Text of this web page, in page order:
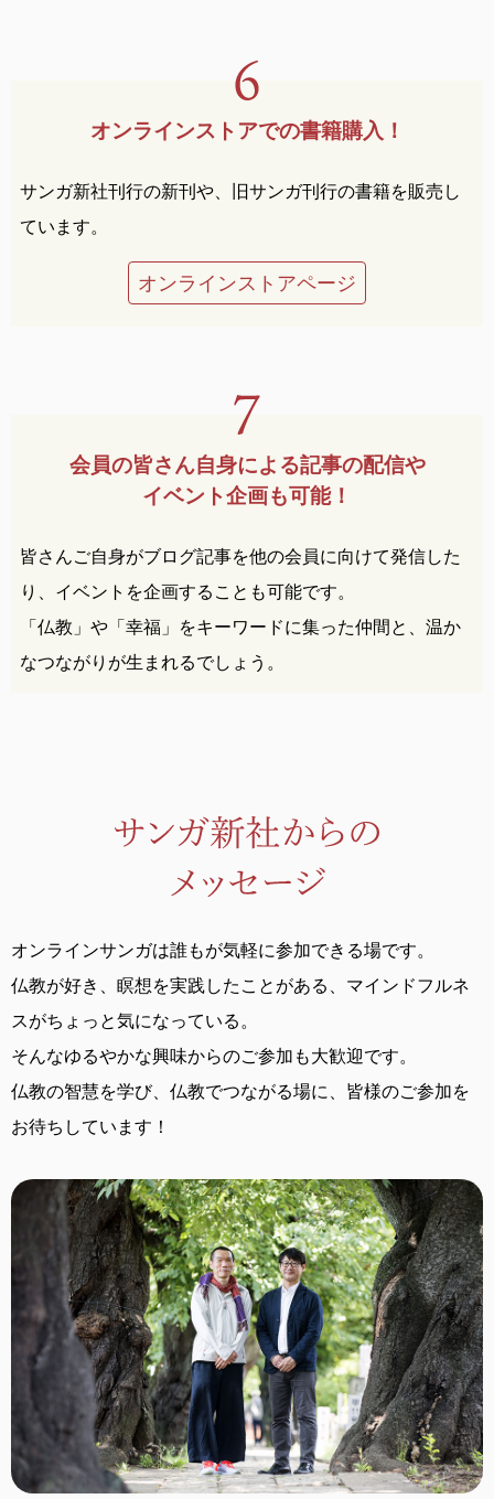
オンラインストアでの書籍購入！
サンガ新社刊行の新刊や、旧サンガ刊行の書籍を販売し
ています。
オンラインストアページ
会員の皆さん自身による記事の配信や
イベント企画も可能！
皆さんご自身がブログ記事を他の会員に向けて発信した
り、イベントを企画することも可能です。
「仏教」や「幸福」をキーワードに集った仲間と、温か
なつながりが生まれるでしょう。
オンラインサンガは誰もが気軽に参加できる場です。
仏教が好き、瞑想を実践したことがある、 マインドフルネ
スがちょっと気になっている。
そんなゆるやかな興味からのご参加も大歓迎です。
仏教の智慧を学び、仏教でつながる場に、 皆様のご参加を
お待ちしています！